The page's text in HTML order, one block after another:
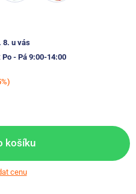
8. u vás
Po - Pá 9:00-14:00
košíku
cenu